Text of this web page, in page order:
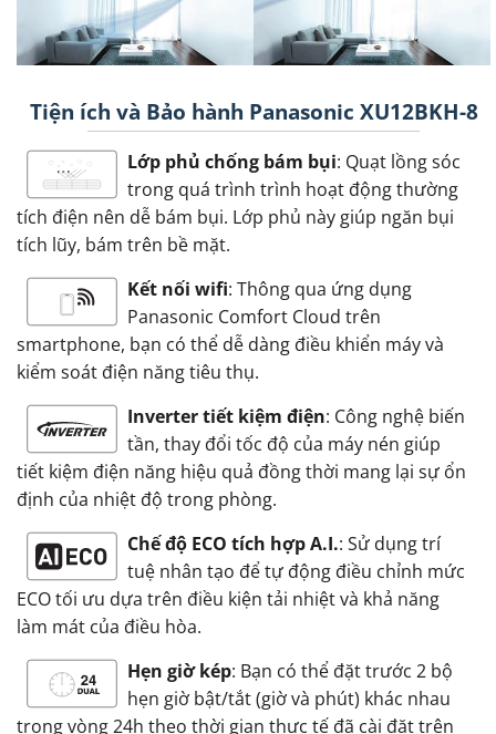
Tiện ích và Bảo hành Panasonic XU12BKH-8
Lớp phủ chống bám bụi: Quạt lồng sóc
trong quá trình trình hoạt động thường
tích điện nên dễ bám bụi. Lớp phủ này giúp ngăn bụi
tích lũy, bám trên bề mặt.
Kết nối wifi: Thông qua ứng dụng
Panasonic Comfort Cloud trên
smartphone, bạn có thể dễ dàng điều khiển máy và
kiểm soát điện năng tiêu thụ.
Inverter tiết kiệm điện: Công nghệ biến
tần, thay đổi tốc độ của máy nén giúp
tiết kiệm điện năng hiệu quả đồng thời mang lại sự ổn
định của nhiệt độ trong phòng.
Chế độ ECO tích hợp A.I.: Sử dụng trí
tuệ nhân tạo để tự động điều chỉnh mức
ECO tối ưu dựa trên điều kiện tải nhiệt và khả năng
làm mát của điều hòa.
Hẹn giờ kép: Bạn có thể đặt trước 2 bộ
hẹn giờ bật/tắt (giờ và phút) khác nhau
trong vòng 24h theo thời gian thực tế đã cài đặt trên